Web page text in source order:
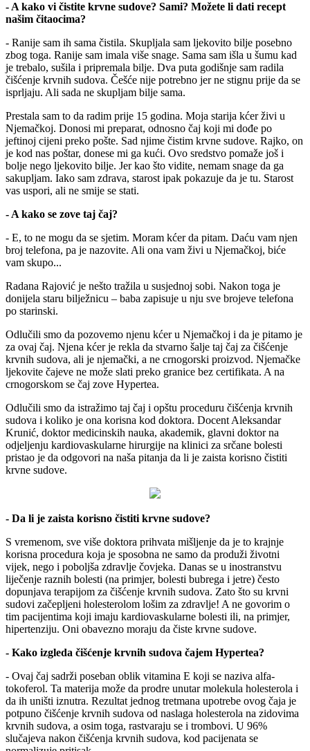
- A kako vi čistite krvne sudove? Sami? Možete li dati recept
našim čitaocima?
- Ranije sam ih sama čistila. Skupljala sam ljekovito bilje posebno
zbog toga. Ranije sam imala više snage. Sama sam išla u šumu kad
je trebalo, sušila i pripremala bilje. Dva puta godišnje sam radila
čišćenje krvnih sudova. Češće nije potrebno jer ne stignu prije da se
isprljaju. Ali sada ne skupljam bilje sama.
Prestala sam to da radim prije 15 godina. Moja starija kćer živi u
Njemačkoj. Donosi mi preparat, odnosno čaj koji mi dođe po
jeftinoj cijeni preko pošte. Sad njime čistim krvne sudove. Rajko, on
je kod nas poštar, donese mi ga kući. Ovo sredstvo pomaže još i
bolje nego ljekovito bilje. Jer kao što vidite, nemam snage da ga
sakupljam. Iako sam zdrava, starost ipak pokazuje da je tu. Starost
vas uspori, ali ne smije se stati.
- A kako se zove taj čaj?
- E, to ne mogu da se sjetim. Moram kćer da pitam. Daću vam njen
broj telefona, pa je nazovite. Ali ona vam živi u Njemačkoj, biće
vam skupo...
Radana Rajović je nešto tražila u susjednoj sobi. Nakon toga je
donijela staru bilježnicu – baba zapisuje u nju sve brojeve telefona
po starinski.
Odlučili smo da pozovemo njenu kćer u Njemačkoj i da je pitamo je
za ovaj čaj. Njena kćer je rekla da stvarno šalje taj čaj za čišćenje
krvnih sudova, ali je njemački, a ne crnogorski proizvod. Njemačke
ljekovite čajeve ne može slati preko granice bez certifikata. A na
crnogorskom se čaj zove Hypertea.
Odlučili smo da istražimo taj čaj i opštu proceduru čišćenja krvnih
sudova i koliko je ona korisna kod doktora. Docent Aleksandar
Krunić, doktor medicinskih nauka, akademik, glavni doktor na
odjeljenju kardiovaskularne hirurgije na klinici za srčane bolesti
pristao je da odgovori na naša pitanja da li je zaista korisno čistiti
krvne sudove.
- Da li je zaista korisno čistiti krvne sudove?
S vremenom, sve više doktora prihvata mišljenje da je to krajnje
korisna procedura koja je sposobna ne samo da produži životni
vijek, nego i poboljša zdravlje čovjeka. Danas se u inostranstvu
liječenje raznih bolesti (na primjer, bolesti bubrega i jetre) često
dopunjava terapijom za čišćenje krvnih sudova. Zato što su krvni
sudovi začepljeni holesterolom lošim za zdravlje! A ne govorim o
tim pacijentima koji imaju kardiovaskularne bolesti ili, na primjer,
hipertenziju. Oni obavezno moraju da čiste krvne sudove.
- Kako izgleda čišćenje krvnih sudova čajem Hypertea?
- Ovaj čaj sadrži poseban oblik vitamina E koji se naziva alfa-
tokoferol. Ta materija može da prodre unutar molekula holesterola i
da ih uništi iznutra. Rezultat jednog tretmana upotrebe ovog čaja je
potpuno čišćenje krvnih sudova od naslaga holesterola na zidovima
krvnih sudova, a osim toga, rastvaraju se i trombovi. U 96%
slučajeva nakon čišćenja krvnih sudova, kod pacijenata se